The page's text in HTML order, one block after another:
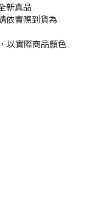
新真品
依實際到貨為
以實際商品顏色